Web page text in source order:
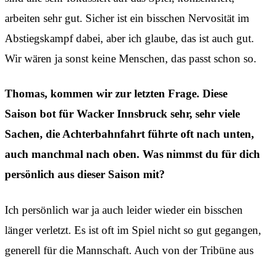
arbeiten sehr gut. Sicher ist ein bisschen Nervosität im
Abstiegskampf dabei, aber ich glaube, das ist auch gut.
Wir wären ja sonst keine Menschen, das passt schon so.
Thomas, kommen wir zur letzten Frage. Diese
Saison bot für Wacker Innsbruck sehr, sehr viele
Sachen, die Achterbahnfahrt führte oft nach unten,
auch manchmal nach oben. Was nimmst du für dich
persönlich aus dieser Saison mit?
Ich persönlich war ja auch leider wieder ein bisschen
länger verletzt. Es ist oft im Spiel nicht so gut gegangen,
generell für die Mannschaft. Auch von der Tribüne aus